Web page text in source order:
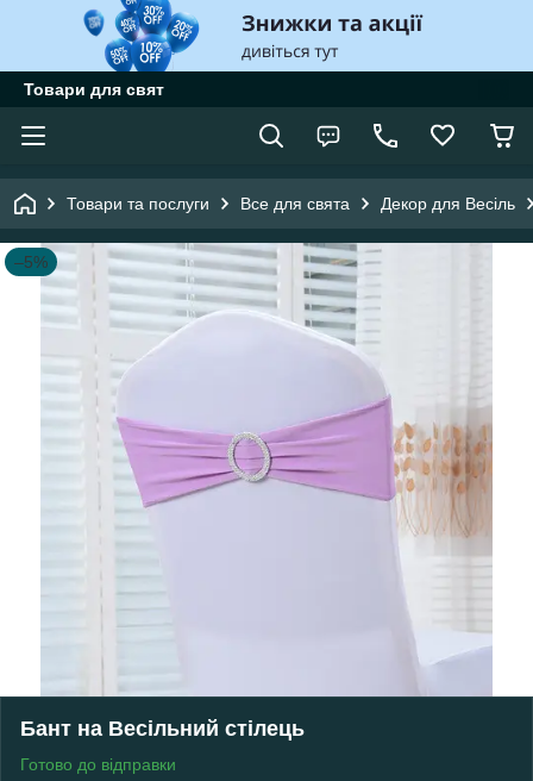
Товари для свят
Товари та послуги Все для свята Декор для Весіль
–5%
Бант на Весільний стілець
Готово до відправки